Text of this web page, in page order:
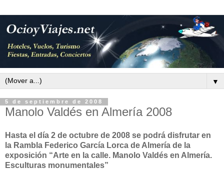
▼
5 de septiembre de 2008
Manolo Valdés en Almería 2008
Hasta el día 2 de octubre de 2008 se podrá disfrutar en
la Rambla Federico García Lorca de Almería de la
exposición “Arte en la calle. Manolo Valdés en Almería.
Esculturas monumentales”